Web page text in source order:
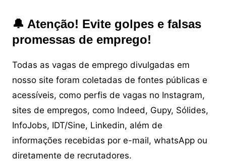
🔔 Atenção! Evite golpes e falsas
promessas de emprego!
Todas as vagas de emprego divulgadas em
nosso site foram coletadas de fontes públicas e
acessíveis, como perfis de vagas no Instagram,
sites de empregos, como Indeed, Gupy, Sólides,
InfoJobs, IDT/Sine, Linkedin, além de
informações recebidas por e-mail, whatsApp ou
diretamente de recrutadores.